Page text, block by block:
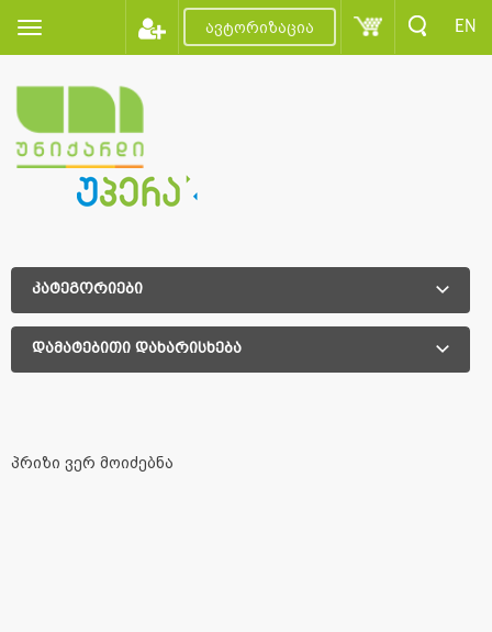
ავტორიზაცია EN
კატეგორიები
დამატებითი დახარისხება
პრიზი ვერ მოიძებნა